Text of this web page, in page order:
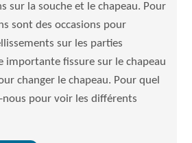
sur la souche et le chapeau. Pour
sont des occasions pour
sur les parties
importante fissure sur le chapeau
changer le chapeau. Pour quel
nous pour voir les différents